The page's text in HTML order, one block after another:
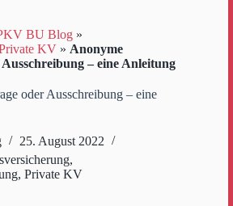
BU Blog »
KV » Anonyme
– eine Anleitung
oder Ausschreibung – eine
25. August 2022
,
, Private KV